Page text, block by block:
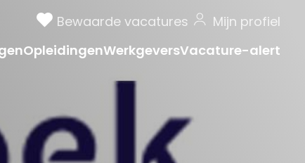
Bewaarde vacatures
Mijn profiel
OpleidingenWerkgeversVacature-alert